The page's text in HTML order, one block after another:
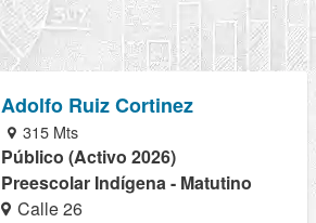
Adolfo Ruiz Cortinez
315 Mts
Público (Activo 2026)
Preescolar Indígena - Matutino
Calle 26